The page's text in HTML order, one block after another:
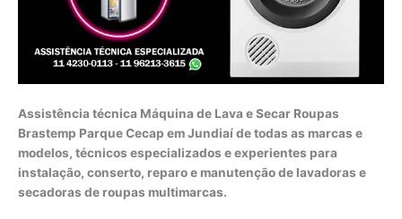
Assistência técnica Máquina de Lava e Secar Roupas
Brastemp Parque Cecap em Jundiaí de todas as marcas e
modelos, técnicos especializados e experientes para
instalação, conserto, reparo e manutenção de lavadoras e
secadoras de roupas multimarcas.